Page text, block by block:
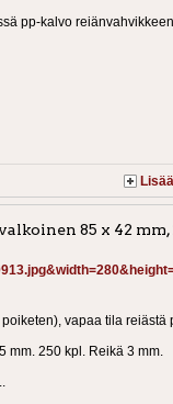
pp-kalvo
85 x 42 mm,
vapaa tila reiästä
mm. 250 kpl. Reikä 3 mm.